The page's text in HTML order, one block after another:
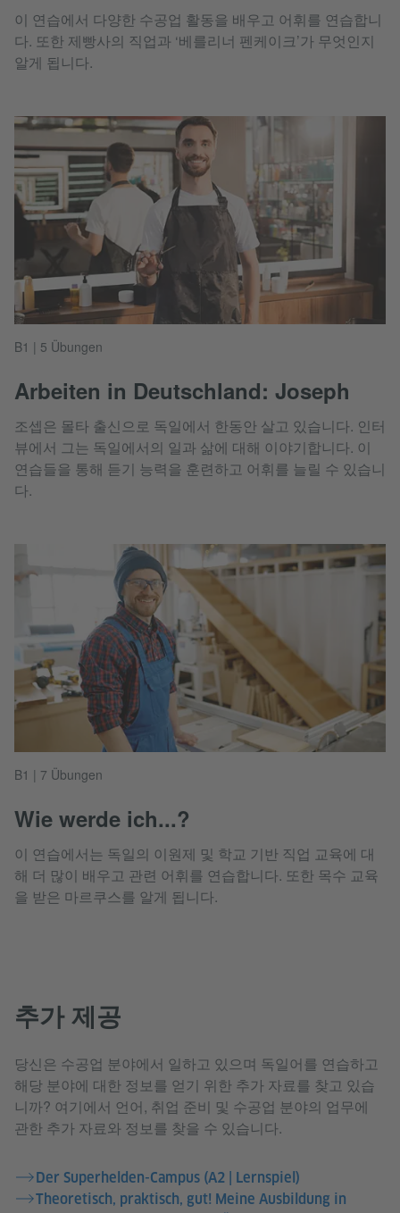
이 연습에서 다양한 수공업 활동을 배우고 어휘를 연습합니
다. 또한 제빵사의 직업과 ‘베를리너 펜케이크’가 무엇인지
알게 됩니다.
B1 | 5 Übungen
Arbeiten in Deutschland: Joseph
조셉은 몰타 출신으로 독일에서 한동안 살고 있습니다. 인터
뷰에서 그는 독일에서의 일과 삶에 대해 이야기합니다. 이
연습들을 통해 듣기 능력을 훈련하고 어휘를 늘릴 수 있습니
다.
B1 | 7 Übungen
Wie werde ich...?
이 연습에서는 독일의 이원제 및 학교 기반 직업 교육에 대
해 더 많이 배우고 관련 어휘를 연습합니다. 또한 목수 교육
을 받은 마르쿠스를 알게 됩니다.
추가 제공
당신은 수공업 분야에서 일하고 있으며 독일어를 연습하고
해당 분야에 대한 정보를 얻기 위한 추가 자료를 찾고 있습
니까? 여기에서 언어, 취업 준비 및 수공업 분야의 업무에
관한 추가 자료와 정보를 찾을 수 있습니다.
Der Superhelden-Campus (A2 | Lernspiel)
Theoretisch, praktisch, gut! Meine Ausbildung in